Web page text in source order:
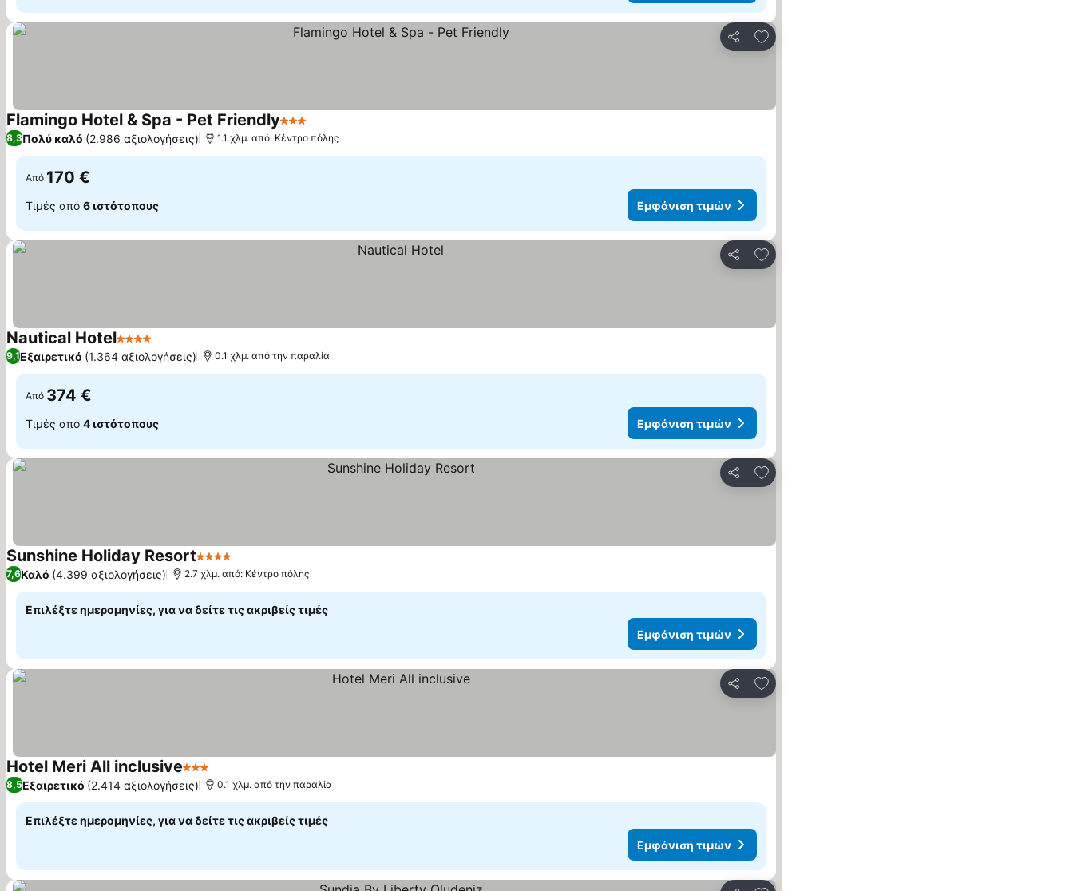
Κοινοποίηση
Προσθήκη στα αγαπημένα
Flamingo Hotel & Spa - Pet Friendly3 Αστέρια
8,3Πολύ καλό (2.986 αξιολογήσεις) 1.1 χλμ. από: Κέντρο πόλης
Από 170 €
Τιμές από 6 ιστότοπους Εμφάνιση τιμών
Κοινοποίηση
Προσθήκη στα αγαπημένα
Nautical Hotel4 Αστέρια
9,1Εξαιρετικό (1.364 αξιολογήσεις) 0.1 χλμ. από την παραλία
Από 374 €
Τιμές από 4 ιστότοπους Εμφάνιση τιμών
Κοινοποίηση
Προσθήκη στα αγαπημένα
Sunshine Holiday Resort4 Αστέρια
7,6Καλό (4.399 αξιολογήσεις) 2.7 χλμ. από: Κέντρο πόλης
Επιλέξτε ημερομηνίες, για να δείτε τις ακριβείς τιμές
Εμφάνιση τιμών
Κοινοποίηση
Προσθήκη στα αγαπημένα
Hotel Meri All inclusive3 Αστέρια
8,5Εξαιρετικό (2.414 αξιολογήσεις) 0.1 χλμ. από την παραλία
Επιλέξτε ημερομηνίες, για να δείτε τις ακριβείς τιμές
Εμφάνιση τιμών